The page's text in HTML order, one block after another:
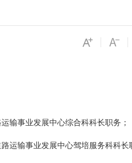
输事业发展中心综合科科长职务；
运输事业发展中心驾培服务科科长